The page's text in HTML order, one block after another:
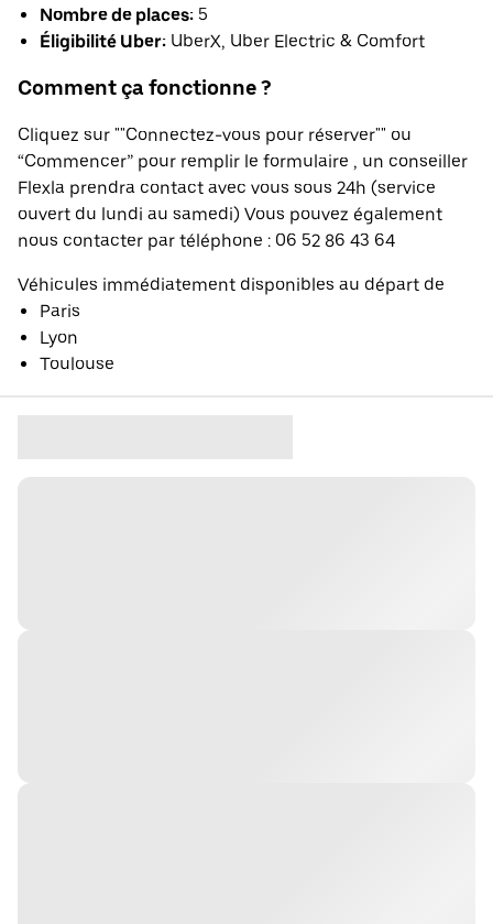
Nombre de places: 5
Éligibilité Uber: UberX, Uber Electric & Comfort
Comment ça fonctionne ?
Cliquez sur ""Connectez-vous pour réserver"" ou
“Commencer” pour remplir le formulaire , un conseiller
Flexla prendra contact avec vous sous 24h (service
ouvert du lundi au samedi) Vous pouvez également
nous contacter par téléphone : 06 52 86 43 64
Véhicules immédiatement disponibles au départ de
Paris
Lyon
Toulouse